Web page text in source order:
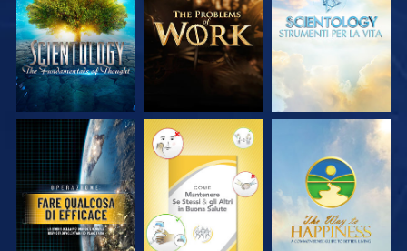
SERIE
SERIE
SERIE
GUARDA GUARDA GUARDA